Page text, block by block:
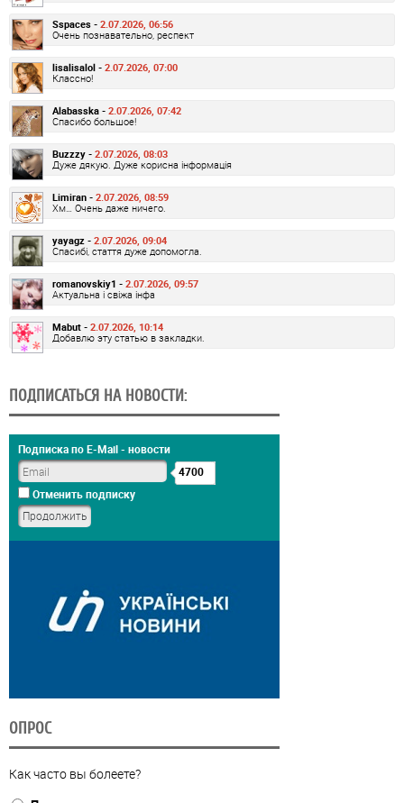
Sspaces - 2.07.2026, 06:56
Очень познавательно, респект
lisalisalol - 2.07.2026, 07:00
Классно!
Alabasska - 2.07.2026, 07:42
Спасибо большое!
Buzzzy - 2.07.2026, 08:03
Дуже дякую. Дуже корисна інформація
Limiran - 2.07.2026, 08:59
Хм… Очень даже ничего.
yayagz - 2.07.2026, 09:04
Спасибі, стаття дуже допомогла.
romanovskiy1 - 2.07.2026, 09:57
Актуальна і свіжа інфа
Mabut - 2.07.2026, 10:14
Добавлю эту статью в закладки.
ПОДПИСАТЬСЯ НА НОВОСТИ:
Подписка по E-Mail - новости
4700
Отменить подписку
ОПРОС
Как часто вы болеете?